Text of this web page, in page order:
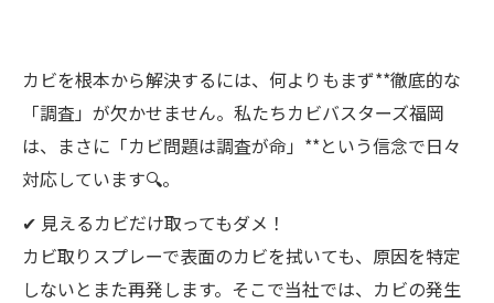
カビを根本から解決するには、何よりもまず**徹底的な
「調査」が欠かせません。私たちカビバスターズ福岡
は、まさに「カビ問題は調査が命」**という信念で日々
対応しています🔍。
✔ 見えるカビだけ取ってもダメ！
カビ取りスプレーで表面のカビを拭いても、原因を特定
しないとまた再発します。そこで当社では、カビの発生